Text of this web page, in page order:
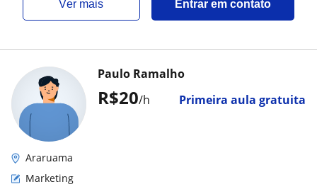
ver mais Entrar em contato
R$20/h Primeira aula gratuita
Paulo Ramalho
Araruama
Marketing